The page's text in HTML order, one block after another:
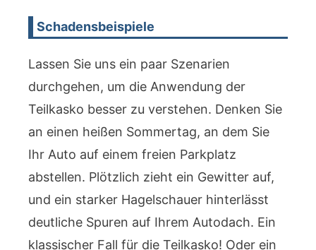
Schadensbeispiele
Lassen Sie uns ein paar Szenarien
durchgehen, um die Anwendung der
Teilkasko besser zu verstehen. Denken Sie
an einen heißen Sommertag, an dem Sie
Ihr Auto auf einem freien Parkplatz
abstellen. Plötzlich zieht ein Gewitter auf,
und ein starker Hagelschauer hinterlässt
deutliche Spuren auf Ihrem Autodach. Ein
klassischer Fall für die Teilkasko! Oder ein